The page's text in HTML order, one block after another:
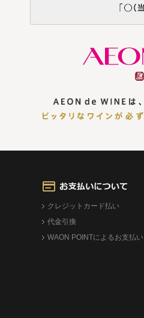
クレジットカード払い
代金引換
WAON POINTによるお支払い